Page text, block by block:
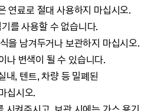
연료로 절대 사용하지 마십시오.
를 사용할 수 없습니다.
을 남겨두거나 보관하지 마십시오.
나 변색이 될 수 있습니다.
내, 텐트, 차량 등 밀폐된
십시오.